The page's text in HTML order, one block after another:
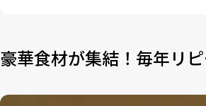
豪華食材が集結！毎年リ